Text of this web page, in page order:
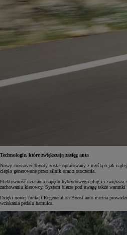
Technologie, które zwiększają zasięg auta
Nowy crossover Toyoty został opracowany z myślą o jak
ciepło generowane przez silnik oraz z otoczenia.
Efektywność działania napędu hybrydowego plug-in
zachowaniu kierowcy. System bierze pod uwagę także
Dzięki nowej funkcji Regeneration Boost auto można
wciskania pedału hamulca.